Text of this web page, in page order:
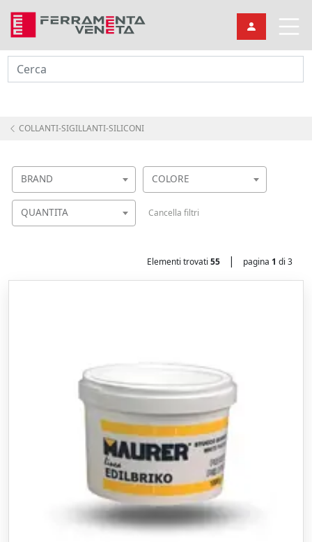
Cerca
COLLANTI-SIGILLANTI-SILICONI
BRAND COLORE
QUANTITA Cancella filtri
Elementi trovati 55 | pagina 1 di 3